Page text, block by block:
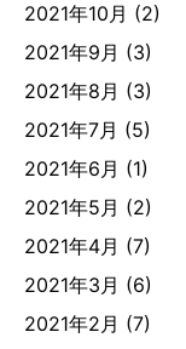
2021年10月 (2)
2021年9月 (3)
2021年8月 (3)
2021年7月 (5)
2021年6月 (1)
2021年5月 (2)
2021年4月 (7)
2021年3月 (6)
2021年2月 (7)